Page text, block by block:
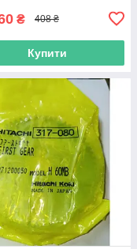
₴ 408 ₴
Купити